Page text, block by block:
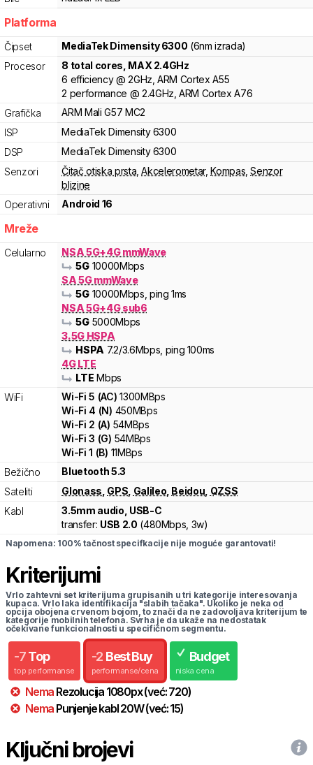
Platforma
Čipset MediaTekDimensity 6300 (6nm izrada)
Procesor
8 total cores , MAX 2.4GHz
6 efficiency @ 2GHz,ARM Cortex A55
2 performance @ 2.4GHz,ARM Cortex A76
Grafička
ARM Mali G57 MC2
ISP
MediaTek Dimensity 6300
DSP
MediaTek Dimensity 6300
Senzori
Čitač otiska prsta ,Akcelerometar,Kompas ,Senzor
blizine
Operativni
Android 16
Mreže
Celularno
NSA 5G+4G mmWave
5G 10000Mbps
SA 5G mmWave
5G 10000Mbps , ping 1ms
NSA 5G+4G sub6
5G 5000Mbps
3.5G HSPA
HSPA 7.2/3.6Mbps , ping 100ms
4G LTE
LTE Mbps
WiFi
Wi-Fi5 (AC) 1300MBps
Wi-Fi 4 (N) 450MBps
Wi-Fi 2 (A) 54MBps
Wi-Fi3 (G) 54MBps
Wi-Fi1 (B) 11MBps
Bežično
Bluetooth 5.3
Sateliti
Glonass GPS Galileo Beidou QZSS
Kabl
3.5mm audio, USB-C
transfer: USB 2.0 (480Mbps, 3w)
Napomena: 100% tačnost specifkacije nije moguće garantovati!
Kriterijumi
Vrlo zahtevni set kriterijuma grupisanih u tri kategorije interesovanja
kupaca. Vrlo laka identifikacija "slabih tačaka". Ukoliko je neka od
opcija obojena crvenom bojom, to znači da ne zadovoljava kriterijum te
kategorije mobilnih telefona. Svrha je da ukaže na nedostatak
očekivane funkcionalnosti u specifičnom segmentu.
-7 Top
top performanse
-2 Best Buy
performanse/cena
Budget
niska cena
Nema Rezolucija 1080px(već:720)
Nema Punjenje kabl20W(već:15)
Ključni brojevi